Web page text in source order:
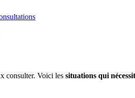
consulter. Voici les situations qui né